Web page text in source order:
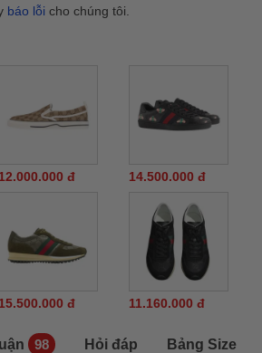
báo lỗi cho chúng tôi.
12.000.000 đ 14.500.000 đ
15.500.000 đ 11.160.000 đ
98 Hỏi đáp Bảng Size